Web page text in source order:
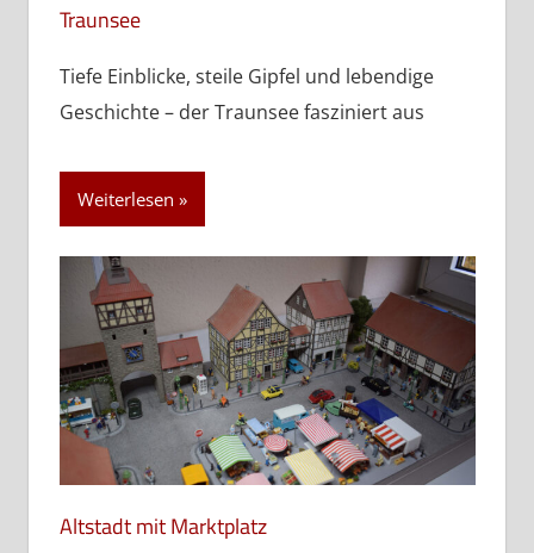
Traunsee
Tiefe Einblicke, steile Gipfel und lebendige
Geschichte – der Traunsee fasziniert aus
Weiterlesen
Altstadt mit Marktplatz